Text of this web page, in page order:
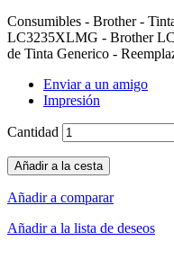
Consumibles - Brother -
LC3235XLMG - Brother
de Tinta Generico -
Enviar a un amigo
Impresión
Cantidad
Añadir a la cesta
Añadir a comparar
Añadir a la lista de deseos